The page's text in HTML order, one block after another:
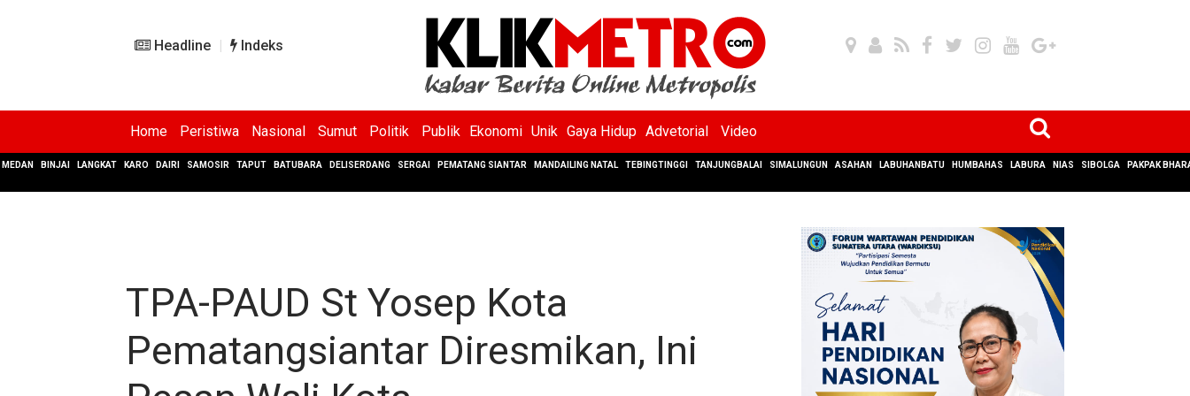
Headline Indeks
Home Peristiwa Nasional Sumut Politik Publik Ekonomi Unik Gaya Hidup Advetorial Video
MEDAN BINJAI LANGKAT KARO DAIRI SAMOSIR TAPUT BATUBARA DELISERDANG SERGAI PEMATANG SIANTAR MANDAILING NATAL TEBINGTINGGI TANJUNGBALAI SIMALUNGUN ASAHAN LABUHANBATU HUMBAHAS LABURA NIAS SIBOLGA PAKPAK
TPA-PAUD St Yosep Kota
Pematangsiantar Diresmikan, Ini